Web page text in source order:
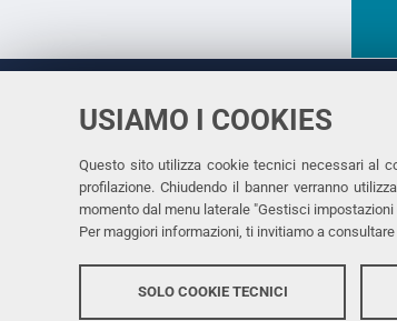
USIAMO I COOKIES
Questo sito utilizza cookie tecnici necessari al
profilazione. Chiudendo il banner verranno
momento dal menu laterale "Gestisci impostazioni
Per maggiori informazioni, ti invitiamo a
SOLO COOKIE TECNICI
Università
di Ferrara